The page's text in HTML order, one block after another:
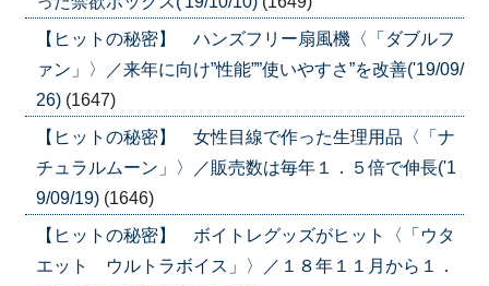
【ヒットの秘密】 ハンズフリー扇風機〈「ダブルフ
ァン」〉／来年に向け”性能””使いやすさ”を改善('19/09/
26) (1647)
【ヒットの秘密】 女性目線で作った生理用品〈「ナ
チュラルムーン」〉／販売数は毎年１．５倍で伸長('1
9/09/19) (1646)
【ヒットの秘密】 ボイトレグッズがヒット〈「ウタ
エット ウルトラボイス」〉／１８年１１月から１．